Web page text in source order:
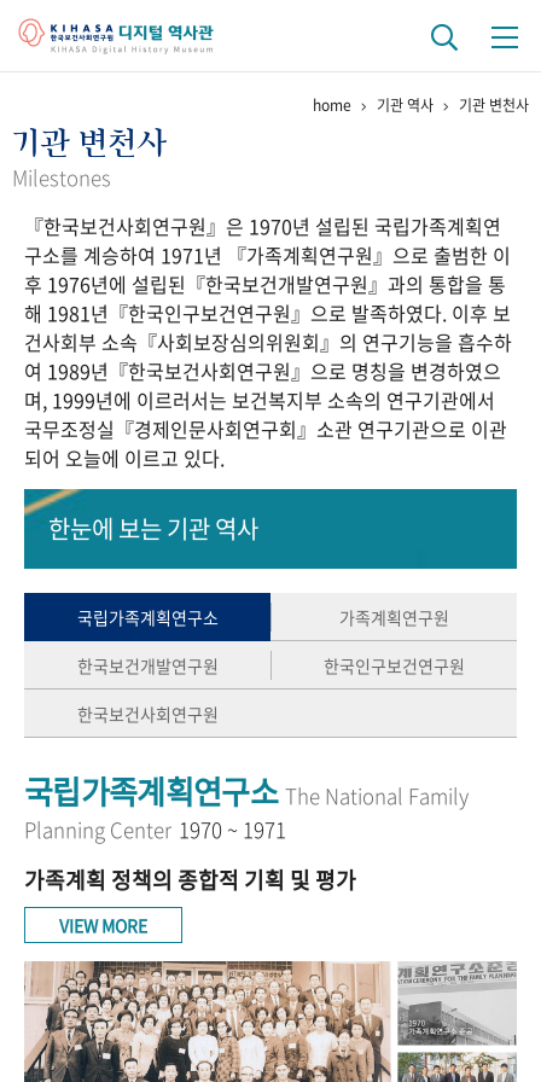
걸어온 길 기관 변천사
연구 역사
정책과 연구 키워드로 보는 연구 역사
연구자들
간행물 변천사
기록물 아카이브
사진 아카이브 문서 기록물 행정박물 영상 기록물
50+1 주년 기념
세계와 함께 한 KIHASA
VR 역사관
home 기관 역사 기관 변천사
기관 변천사
Milestones
『한국보건사회연구원』은 1970년 설립된 국립가족계획연
구소를 계승하여 1971년 『가족계획연구원』으로 출범한 이
후 1976년에 설립된『한국보건개발연구원』과의 통합을 통
해 1981년『한국인구보건연구원』으로 발족하였다. 이후 보
건사회부 소속『사회보장심의위원회』의 연구기능을 흡수하
여 1989년『한국보건사회연구원』으로 명칭을 변경하였으
며, 1999년에 이르러서는 보건복지부 소속의 연구기관에서
국무조정실『경제인문사회연구회』소관 연구기관으로 이관
되어 오늘에 이르고 있다.
한눈에 보는기관 역사
국립가족계획연구소
가족계획연구원
한국보건개발연구원
한국인구보건연구원
한국보건사회연구원
국립가족계획연구소 The National Family
Planning Center 1970 ~ 1971
가족계획 정책의 종합적 기획 및 평가
VIEW MORE